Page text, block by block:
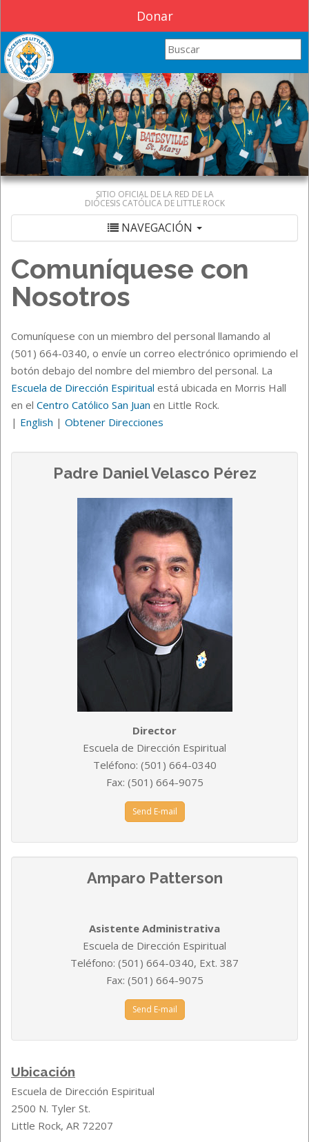
Donar
Search this site
SITIO OFICIAL DE LA RED DE LA
DIÓCESIS CATÓLICA DE LITTLE ROCK
NAVEGACIÓN
Comuníquese con
Nosotros
Comuníquese con un miembro del personal llamando al
(501) 664-0340, o envíe un correo electrónico oprimiendo el
botón debajo del nombre del miembro del personal. La
Escuela de Dirección Espiritual está ubicada en Morris Hall
en el Centro Católico San Juan en Little Rock.
| English | Obtener Direcciones
Padre Daniel Velasco Pérez
Director
Escuela de Dirección Espiritual
Teléfono: (501) 664-0340
Fax: (501) 664-9075
Send E-mail
Amparo Patterson
Asistente Administrativa
Escuela de Dirección Espiritual
Teléfono: (501) 664-0340, Ext. 387
Fax: (501) 664-9075
Send E-mail
Ubicación
Escuela de Dirección Espiritual
2500 N. Tyler St.
Little Rock, AR 72207